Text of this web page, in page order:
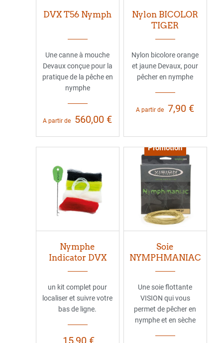
DVX T56 Nymph
Une canne à mouche
Devaux conçue pour la
pratique de la pêche en
nymphe
A partir de 560,00 €
Nylon BICOLOR
TIGER
Nylon bicolore orange
et jaune Devaux, pour
pêcher en nymphe
A partir de 7,90 €
Nymphe
Indicator DVX
un kit complet pour
localiser et suivre votre
bas de ligne.
15,90 €
Promotion
Soie
NYMPHMANIAC
Une soie flottante
VISION qui vous
permet de pêcher en
nymphe et en sèche